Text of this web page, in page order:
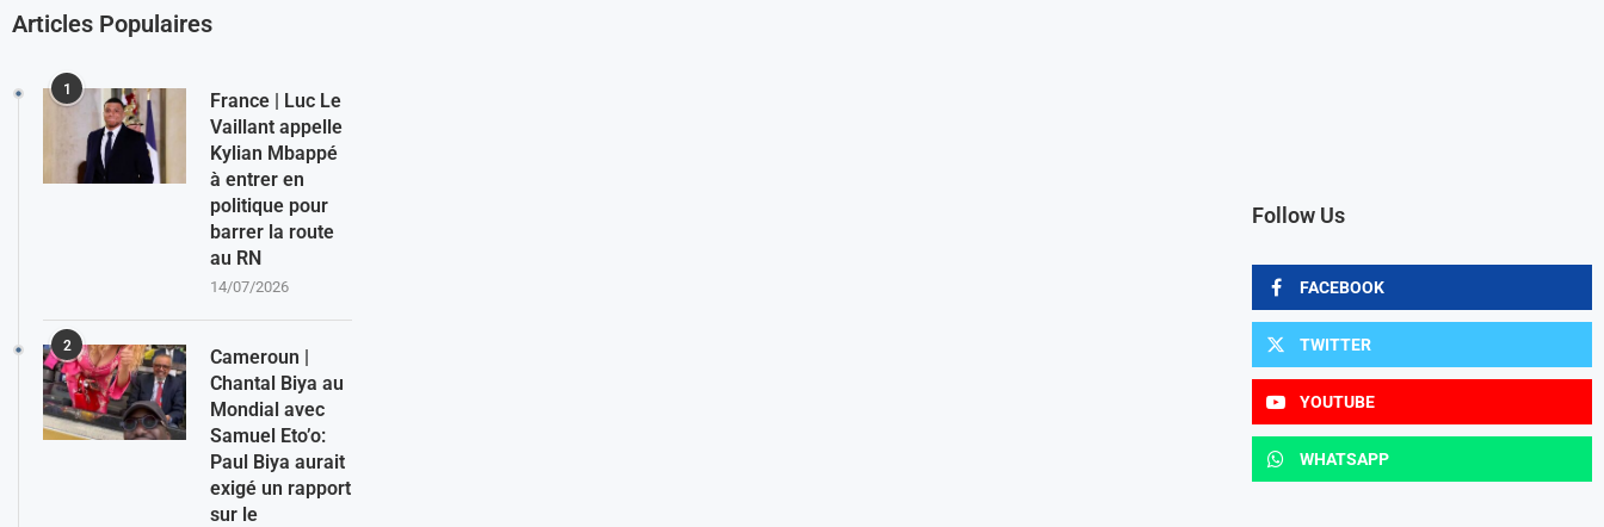
Follow Us
FACEBOOK
TWITTER
YOUTUBE
WHATSAPP
Articles Populaires
1
France | Luc Le
Vaillant appelle
Kylian Mbappé
à entrer en
politique pour
barrer la route
au RN
14/07/2026
2
Cameroun |
Chantal Biya au
Mondial avec
Samuel Eto’o:
Paul Biya aurait
exigé un rapport
sur le